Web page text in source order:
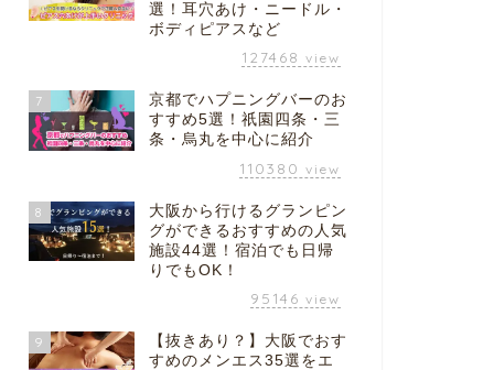
選！耳穴あけ・ニードル・
ボディピアスなど
127468 view
7
京都でハプニングバーのお
すすめ5選！祇園四条・三
条・烏丸を中心に紹介
110380 view
8
大阪から行けるグランピン
グができるおすすめの人気
施設44選！宿泊でも日帰
りでもOK！
95146 view
9
【抜きあり？】大阪でおす
すめのメンエス35選をエ